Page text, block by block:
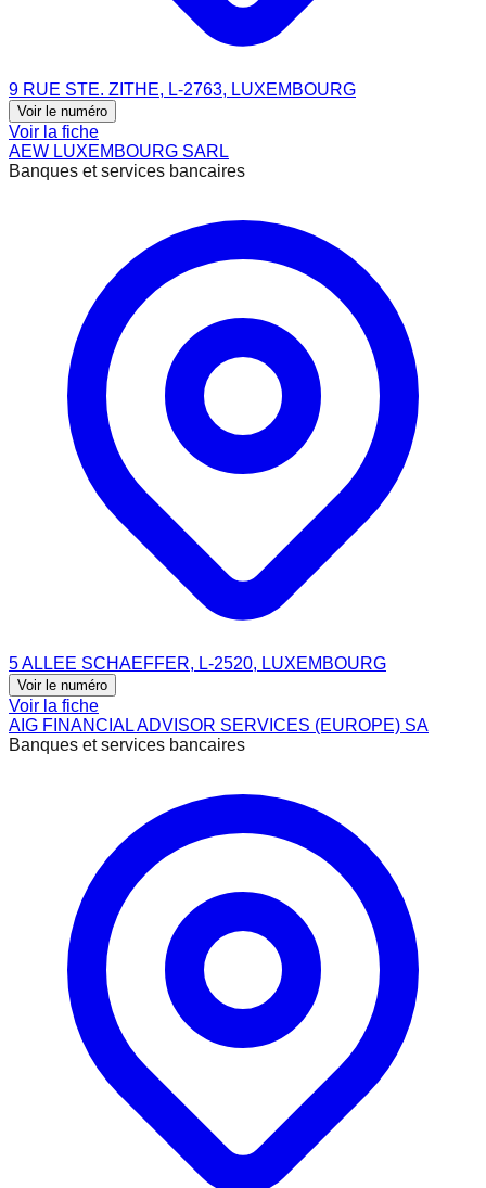
9 RUE STE. ZITHE, L-2763, LUXEMBOURG
Voir le numéro
Voir la fiche
AEW LUXEMBOURG SARL
Banques et services bancaires
5 ALLEE SCHAEFFER, L-2520, LUXEMBOURG
Voir le numéro
Voir la fiche
AIG FINANCIAL ADVISOR SERVICES (EUROPE) SA
Banques et services bancaires